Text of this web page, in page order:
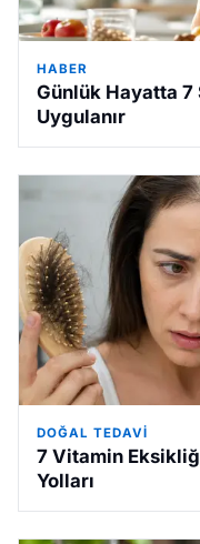
HABER
Günlük Hayatta 7
Uygulanır
DOĞAL TEDAVI
7 Vitamin
Yolları